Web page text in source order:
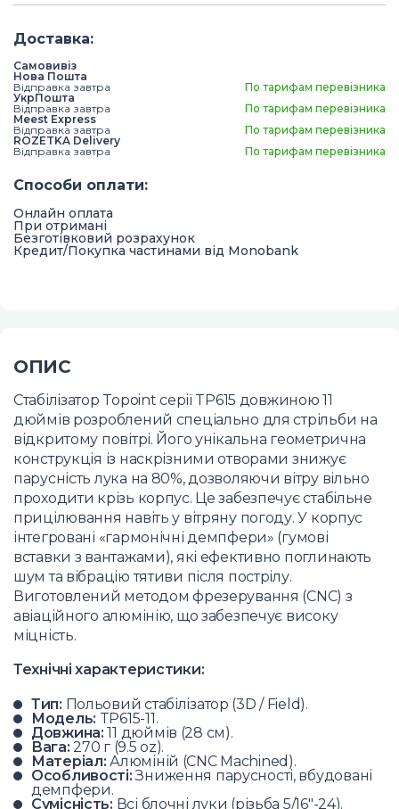
Доставка:
Самовивіз
Нова Пошта
Відправка завтра
По тарифам перевізника
УкрПошта
Відправка завтра
По тарифам перевізника
Meest Express
Відправка завтра
По тарифам перевізника
ROZETKA Delivery
Відправка завтра
По тарифам перевізника
Способи оплати:
Онлайн оплата
При отримані
Безготівковий розрахунок
Кредит/Покупка частинами від Monobank
ОПИС
Стабілізатор Topoint серії TP615 довжиною 11
дюймів розроблений спеціально для стрільби на
відкритому повітрі. Його унікальна геометрична
конструкція із наскрізними отворами знижує
парусність лука на 80%, дозволяючи вітру вільно
проходити крізь корпус. Це забезпечує стабільне
прицілювання навіть у вітряну погоду. У корпус
інтегровані «гармонічні демпфери» (гумові
вставки з вантажами), які ефективно поглинають
шум та вібрацію тятиви після пострілу.
Виготовлений методом фрезерування (CNC) з
авіаційного алюмінію, що забезпечує високу
міцність.
Технічні характеристики:
Тип: Польовий стабілізатор (3D / Field).
Модель: TP615-11.
Довжина: 11 дюймів (28 см).
Вага: 270 г (9.5 oz).
Матеріал: Алюміній (CNC Machined).
Особливості:Зниження парусності, вбудовані
демпфери.
Сумісність: Всі блочні луки (різьба 5/16"-24).